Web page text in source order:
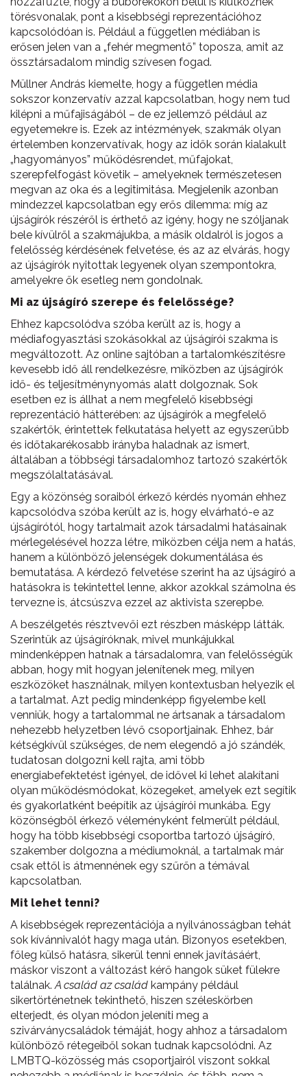
törésvonalak, pont a kisebbségi reprezentációhoz
kapcsolódóan is. Például a független médiában is
erősen jelen van a „fehér megmentő” toposza, amit az
össztársadalom mindig szívesen fogad.
Müllner András kiemelte, hogy a független média
sokszor konzervatív azzal kapcsolatban, hogy nem tud
kilépni a műfajiságából – de ez jellemző például az
egyetemekre is. Ezek az intézmények, szakmák olyan
értelemben konzervatívak, hogy az idők során kialakult
„hagyományos” működésrendet, műfajokat,
szerepfelfogást követik – amelyeknek természetesen
megvan az oka és a legitimitása. Megjelenik azonban
mindezzel kapcsolatban egy erős dilemma: míg az
újságírók részéről is érthető az igény, hogy ne szóljanak
bele kívülről a szakmájukba, a másik oldalról is jogos a
felelősség kérdésének felvetése, és az az elvárás, hogy
az újságírók nyitottak legyenek olyan szempontokra,
amelyekre ők esetleg nem gondolnak.
Mi az újságíró szerepe és felelőssége?
Ehhez kapcsolódva szóba került az is, hogy a
médiafogyasztási szokásokkal az újságírói szakma is
megváltozott. Az online sajtóban a tartalomkészítésre
kevesebb idő áll rendelkezésre, miközben az újságírók
idő- és teljesítménynyomás alatt dolgoznak. Sok
esetben ez is állhat a nem megfelelő kisebbségi
reprezentáció hátterében: az újságírók a megfelelő
szakértők, érintettek felkutatása helyett az egyszerűbb
és időtakarékosabb irányba haladnak az ismert,
általában a többségi társadalomhoz tartozó szakértők
megszólaltatásával.
Egy a közönség soraiból érkező kérdés nyomán ehhez
kapcsolódva szóba került az is, hogy elvárható-e az
újságírótól, hogy tartalmait azok társadalmi hatásainak
mérlegelésével hozza létre, miközben célja nem a hatás,
hanem a különböző jelenségek dokumentálása és
bemutatása. A kérdező felvetése szerint ha az újságíró a
hatásokra is tekintettel lenne, akkor azokkal számolna és
tervezne is, átcsúszva ezzel az aktivista szerepbe.
A beszélgetés résztvevői ezt részben másképp látták.
Szerintük az újságíróknak, mivel munkájukkal
mindenképpen hatnak a társadalomra, van felelősségük
abban, hogy mit hogyan jelenítenek meg, milyen
eszközöket használnak, milyen kontextusban helyezik el
a tartalmat. Azt pedig mindenképp figyelembe kell
venniük, hogy a tartalommal ne ártsanak a társadalom
nehezebb helyzetben lévő csoportjainak. Ehhez, bár
kétségkívül szükséges, de nem elegendő a jó szándék,
tudatosan dolgozni kell rajta, ami több
energiabefektetést igényel, de idővel ki lehet alakítani
olyan működésmódokat, közegeket, amelyek ezt segítik
és gyakorlatként beépítik az újságírói munkába. Egy
közönségből érkező véleményként felmerült például,
hogy ha több kisebbségi csoportba tartozó újságíró,
szakember dolgozna a médiumoknál, a tartalmak már
csak ettől is átmennének egy szűrőn a témával
kapcsolatban.
Mit lehet tenni?
A kisebbségek reprezentációja a nyilvánosságban tehát
sok kívánnivalót hagy maga után. Bizonyos esetekben,
főleg külső hatásra, sikerül tenni ennek javításáért,
máskor viszont a változást kérő hangok süket fülekre
találnak.A család az család kampány például
sikertörténetnek tekinthető, hiszen széleskörben
elterjedt, és olyan módon jeleníti meg a
szivárványcsaládok témáját, hogy ahhoz a társadalom
különböző rétegeiből sokan tudnak kapcsolódni. Az
LMBTQ-közösség más csoportjairól viszont sokkal